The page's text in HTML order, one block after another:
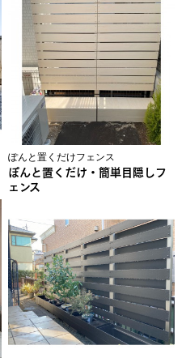
ぽんと置くだけフェンス
ぽんと置くだけ・簡単目隠しフ
ェンス